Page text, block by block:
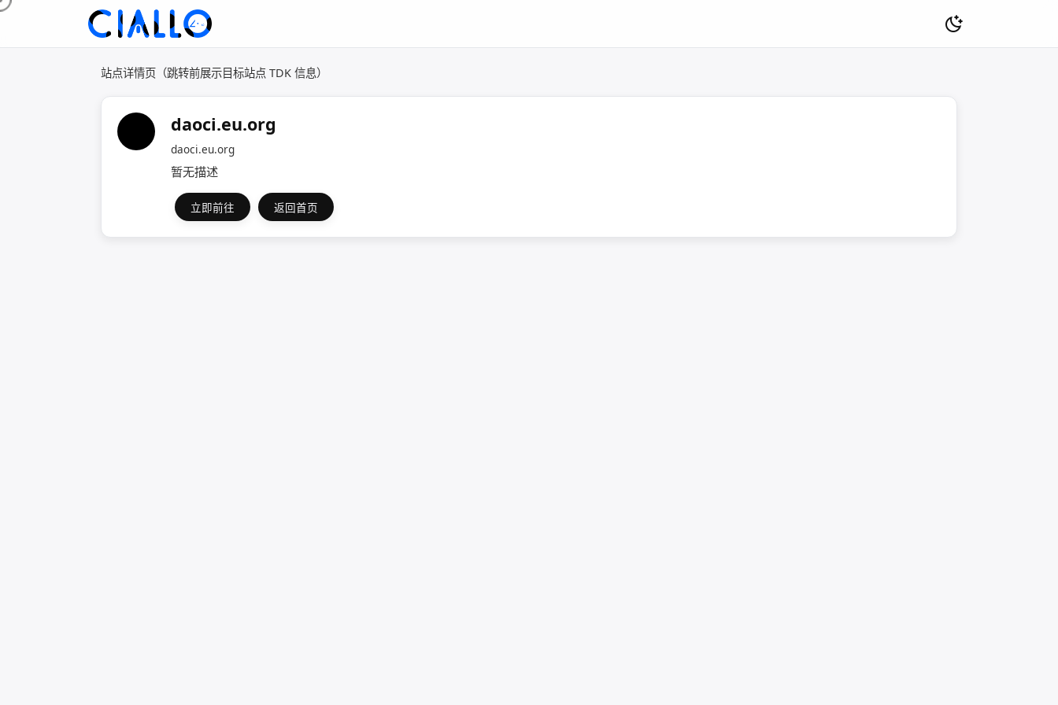
站点详情页（跳转前展示目标站点 TDK 信息）
daoci.eu.org
daoci.eu.org
暂无描述
立即前往 返回首页